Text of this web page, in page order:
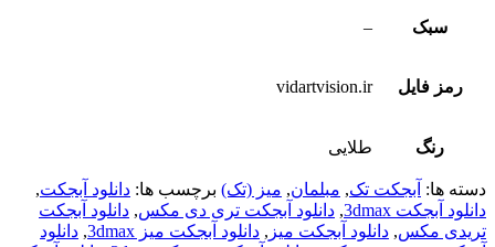
سبک –
رمز فایل vidartvision.ir
رنگ طلایی
دسته ها: آبجکت تک, مبلمان, میز (تک) برچسب ها: دانلود آبجکت,
دانلود آبجکت 3dmax
, دانلود آبجکت تری دی مکس, دانلود آبجکت
تریدی مکس, دانلود آبجکت میز , دانلود آبجکت میز 3dmax , دانلود